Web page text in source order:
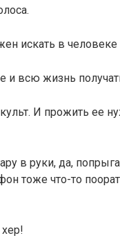
искать в человеке
всю жизнь
И прожить ее
в руки, да,
тоже что-то